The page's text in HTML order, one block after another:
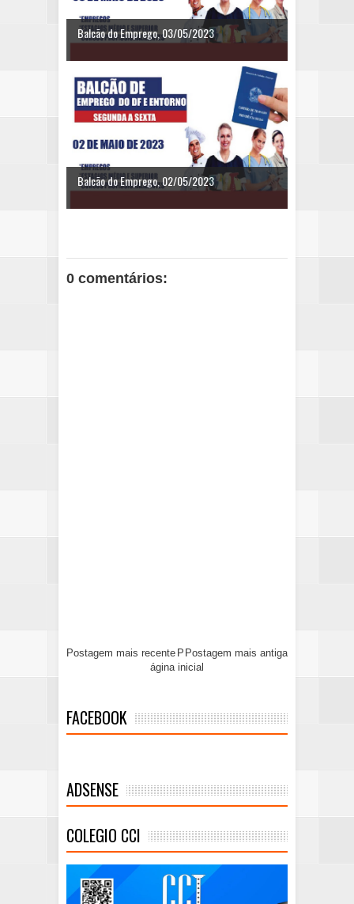
Balcão do Emprego, 03/05/2023
Balcão do Emprego, 02/05/2023
0 comentários:
Postagem mais recente Postagem mais antiga
P
ágina inicial
FACEBOOK
ADSENSE
COLEGIO CCI